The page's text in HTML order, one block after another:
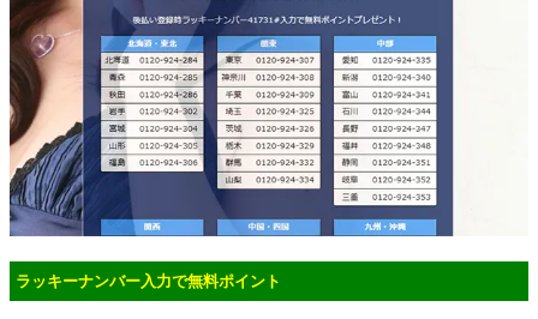
ラッキーナンバー入力で無料ポイント